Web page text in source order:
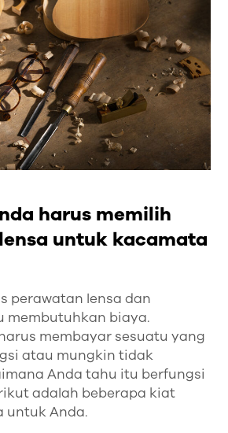
harus memilih
untuk kacamata
perawatan lensa dan
membutuhkan biaya.
membayar sesuatu yang
atau mungkin tidak
Anda tahu itu berfungsi
adalah beberapa kiat
untuk Anda.